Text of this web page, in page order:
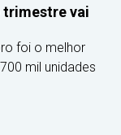
trimestre vai
foi o melhor
mil unidades